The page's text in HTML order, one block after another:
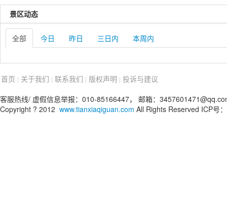
景区动态
全部 今日 昨日 三日内 本周内
首页 | 关于我们 | 联系我们 | 版权声明 | 投诉与建议
客服热线/ 虚假信息举报：010-85166447， 邮箱：
Copyright ? 2012 www.tianxiaqiguan.com All Rights Reserved ICP号：